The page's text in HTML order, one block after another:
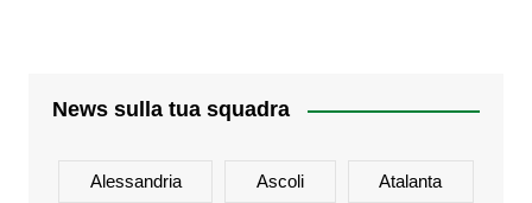
News sulla tua squadra
Alessandria Ascoli Atalanta